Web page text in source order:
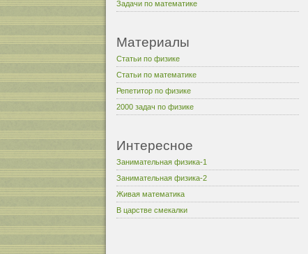
Задачи по математике
Материалы
Статьи по физике
Статьи по математике
Репетитор по физике
2000 задач по физике
Интересное
Занимательная физика-1
Занимательная физика-2
Живая математика
В царстве смекалки